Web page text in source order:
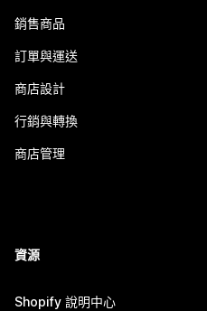
銷售商品
訂單與運送
商店設計
行銷與轉換
商店管理
資源
Shopify 說明中心